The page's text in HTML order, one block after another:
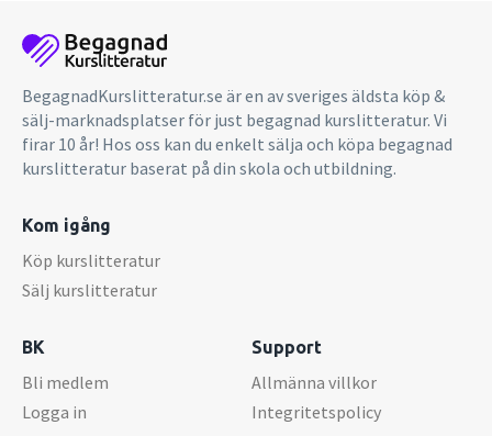
BegagnadKurslitteratur.se är en av sveriges äldsta köp &
sälj-marknadsplatser för just begagnad kurslitteratur. Vi
firar 10 år! Hos oss kan du enkelt sälja och köpa begagnad
kurslitteratur baserat på din skola och utbildning.
Kom igång
Köp kurslitteratur
Sälj kurslitteratur
BK
Bli medlem
Logga in
Support
Allmänna villkor
Integritetspolicy